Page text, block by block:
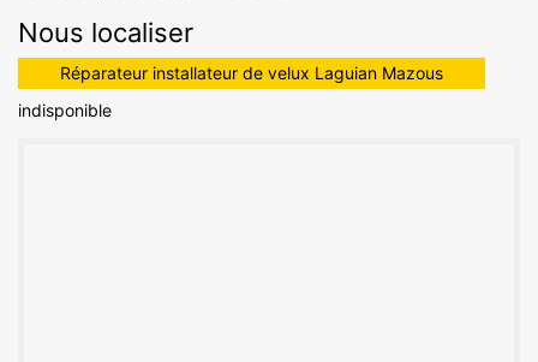
Nous localiser
Réparateur installateur de velux Laguian Mazous
indisponible